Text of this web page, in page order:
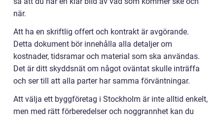
när.
Att ha en skriftlig offert och kontrakt är avgörande.
Detta dokument bör innehålla alla detaljer om
kostnader, tidsramar och material som ska användas.
Det är ditt skyddsnät om något oväntat skulle inträffa
och ser till att alla parter har samma förväntningar.
Att välja ett byggföretag i Stockholm är inte alltid enkelt,
men med rätt förberedelser och noggrannhet kan du